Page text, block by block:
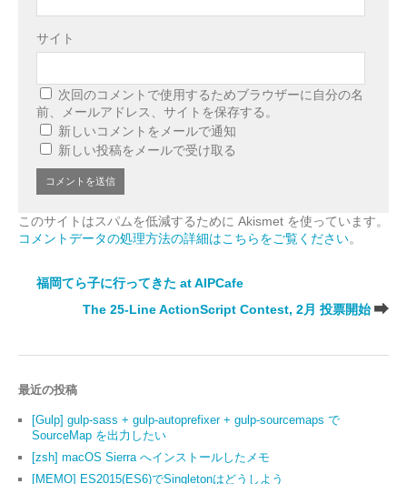
サイト
次回のコメントで使用するためブラウザーに自分の名
前、メールアドレス、サイトを保存する。
新しいコメントをメールで通知
新しい投稿をメールで受け取る
このサイトはスパムを低減するために Akismet を使っています。
コメントデータの処理方法の詳細はこちらをご覧ください。
福岡てら子に行ってきた at AIPCafe
The 25-Line ActionScript Contest, 2月 投票開始
最近の投稿
[Gulp] gulp-sass + gulp-autoprefixer + gulp-sourcemaps で
SourceMap を出力したい
[zsh] macOS Sierra へインストールしたメモ
[MEMO] ES2015(ES6)でSingletonはどうしよう